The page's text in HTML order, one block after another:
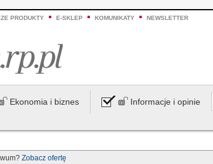
PRODUKTY E-SKLEP KOMUNIKATY NEWSLETTER
Ekonomia i biznes Informacje i opinie
Zobacz ofertę